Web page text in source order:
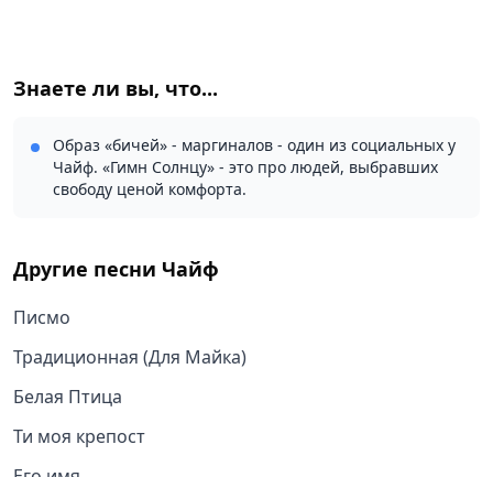
Знаете ли вы, что...
Образ «бичей» - маргиналов - один из социальных у
Чайф. «Гимн Солнцу» - это про людей, выбравших
свободу ценой комфорта.
Другие песни Чайф
Писмо
Традиционная (Для Майка)
Белая Птица
Ти моя крепост